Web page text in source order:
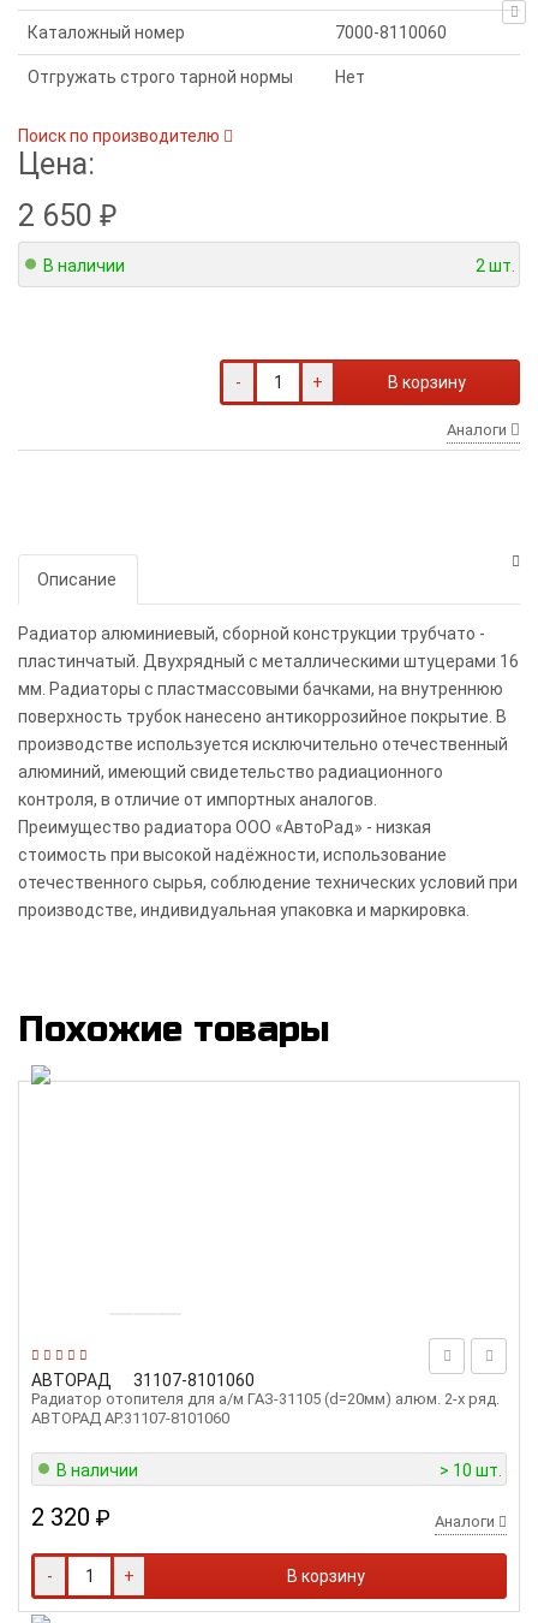
Каталожный номер 7000-8110060
Отгружать строго тарной нормы Нет
Поиск по производителю
Цена:
2 650 ₽
В наличии 2 шт.
Аналоги
- + В корзину
Описание
Радиатор алюминиевый, сборной конструкции трубчато -
пластинчатый. Двухрядный с металлическими штуцерами 16
мм. Радиаторы с пластмассовыми бачками, на внутреннюю
поверхность трубок нанесено антикоррозийное покрытие. В
производстве используется исключительно отечественный
алюминий, имеющий свидетельство радиационного
контроля, в отличие от импортных аналогов.
Преимущество радиатора ООО «АвтоРад» - низкая
стоимость при высокой надёжности, использование
отечественного сырья, соблюдение технических условий при
производстве, индивидуальная упаковка и маркировка.
Похожие товары
АВТОРАД 31107-8101060
Радиатор отопителя для а/м ГАЗ-31105 (d=20мм) алюм. 2-х ряд.
АВТОРАД AP.31107-8101060
В наличии > 10 шт.
2 320 ₽ Аналоги
- + В корзину